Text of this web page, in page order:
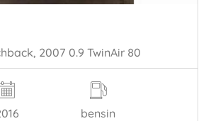
2007 0.9 TwinAir 80
bensin